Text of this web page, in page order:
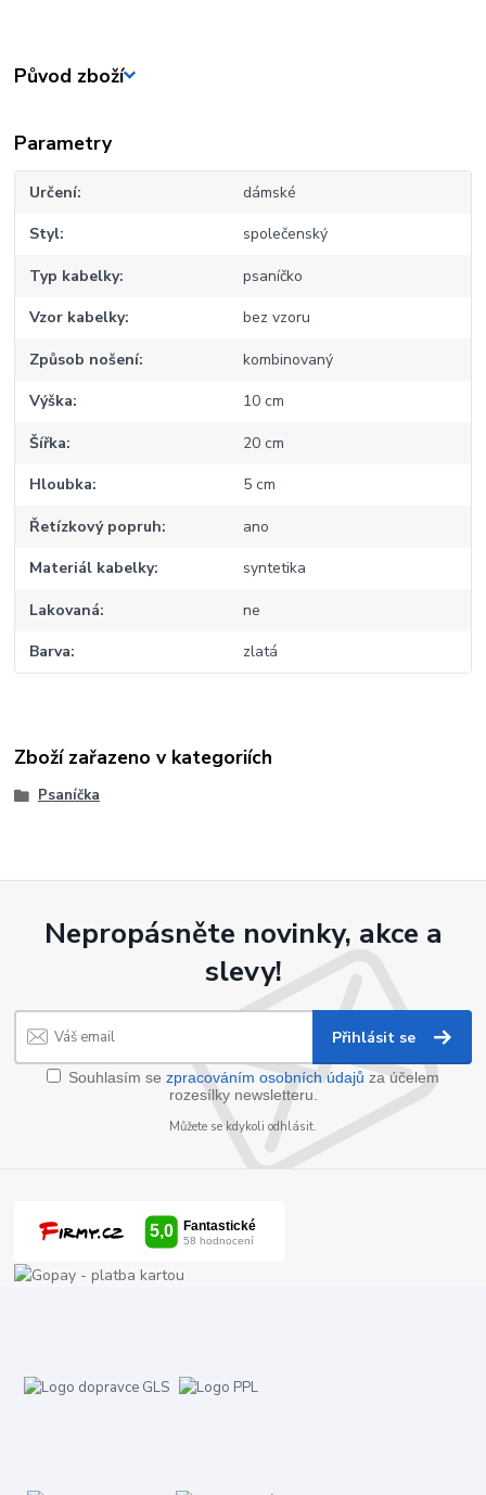
Původ zboží
Parametry
Určení dámské
Styl společenský
Typ kabelky psaníčko
Vzor kabelky bez vzoru
Způsob nošení kombinovaný
Výška 10 cm
Šířka 20 cm
Hloubka 5 cm
Řetízkový popruh ano
Materiál kabelky syntetika
Lakovaná ne
Barva zlatá
Zboží zařazeno v kategoriích
Psaníčka
Nepropásněte novinky, akce a
slevy!
Přihlásit se
Souhlasím se zpracováním osobních údajů za účelem
rozesílky newsletteru.
Můžete se kdykoli odhlásit.